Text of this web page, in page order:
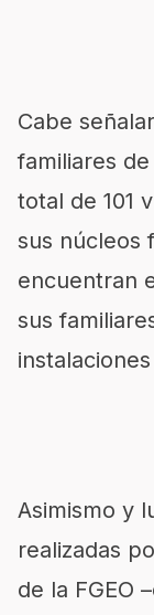
Cabe
familiares
total de 101
sus núcleos
encuentran
sus
Asimismo y
realizadas
de la FGEO